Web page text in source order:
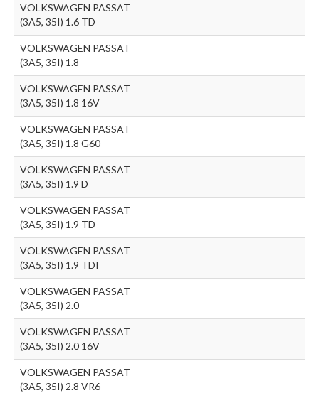
VOLKSWAGEN PASSAT
(3A5, 35I) 1.6 TD
VOLKSWAGEN PASSAT
(3A5, 35I) 1.8
VOLKSWAGEN PASSAT
(3A5, 35I) 1.8 16V
VOLKSWAGEN PASSAT
(3A5, 35I) 1.8 G60
VOLKSWAGEN PASSAT
(3A5, 35I) 1.9 D
VOLKSWAGEN PASSAT
(3A5, 35I) 1.9 TD
VOLKSWAGEN PASSAT
(3A5, 35I) 1.9 TDI
VOLKSWAGEN PASSAT
(3A5, 35I) 2.0
VOLKSWAGEN PASSAT
(3A5, 35I) 2.0 16V
VOLKSWAGEN PASSAT
(3A5, 35I) 2.8 VR6